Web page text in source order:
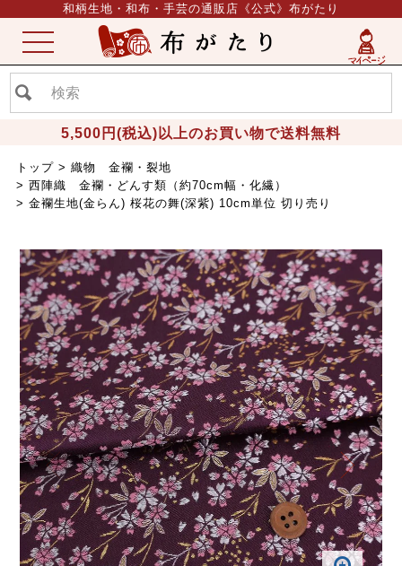
和柄生地・和布・手芸の通販店《公式》布がたり
5,500円(税込)以上のお買い物で送料無料
ME
NU
トップ
織物 金襴・裂地
西陣織 金襴・どんす類（約70cm幅・化繊）
金襴生地(金らん) 桜花の舞(深紫) 10cm単位 切り売り